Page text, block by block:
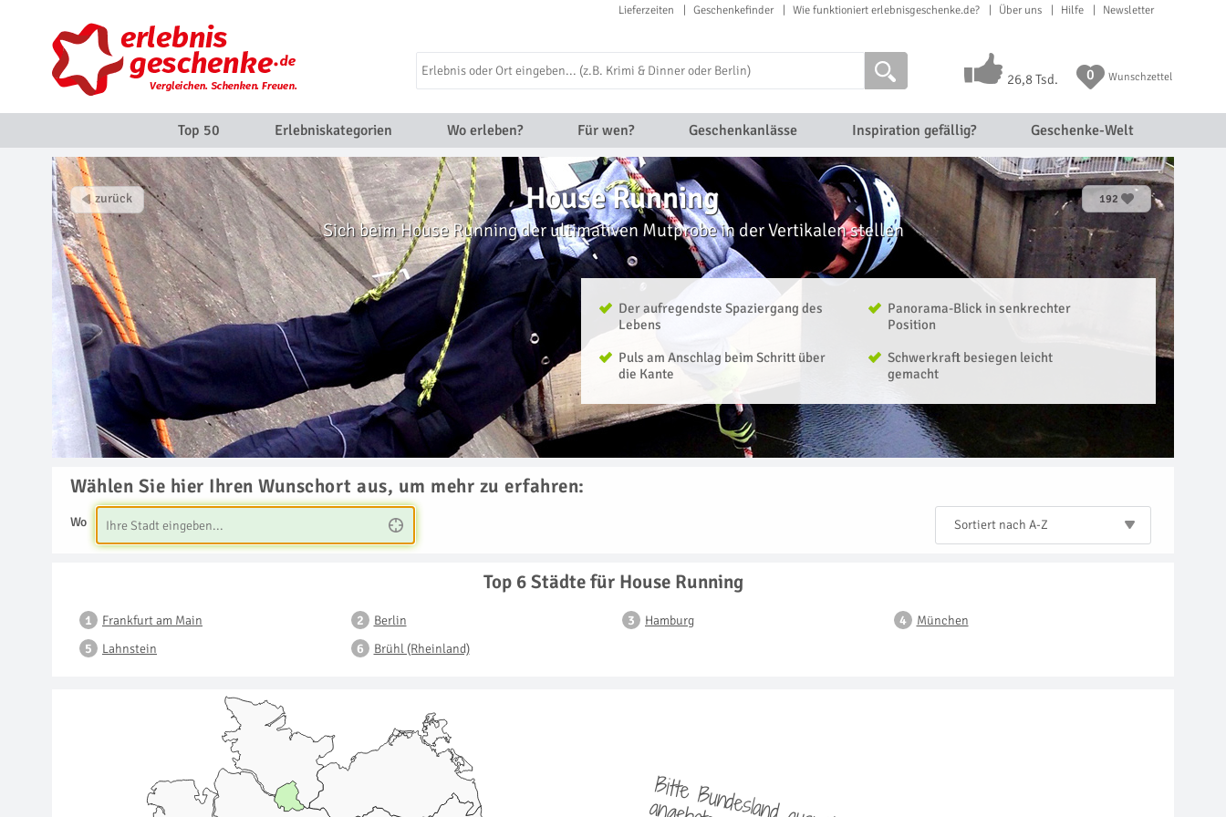
Lieferzeiten Geschenkefinder Wie funktioniert erlebnisgeschenke.de? Über uns Hilfe Newsletter
26,8 Tsd. 0 Wunschzettel
Top 50 Erlebniskategorien Wo erleben? Für wen? Geschenkanlässe Inspiration gefällig? Geschenke-Welt
House Running 192
Sich beim House Running der ultimativen Mutprobe in der Vertikalen stellen
Der aufregendste Spaziergang des
Lebens
Panorama-Blick in senkrechter
Position
Puls am Anschlag beim Schritt über
die Kante
Schwerkraft besiegen leicht
gemacht
Wählen Sie hier Ihren Wunschort aus, um mehr zu erfahren:
Wo Sortiert nach A-Z
Top 6 Städte für House Running
Frankfurt am Main Berlin Hamburg
München
Lahnstein
Brühl (Rheinland)